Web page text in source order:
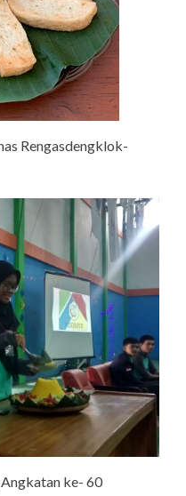
Rengasdengklok-
ke- 60